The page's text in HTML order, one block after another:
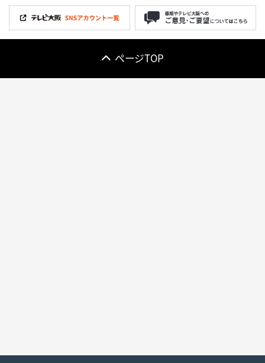
ページTOP